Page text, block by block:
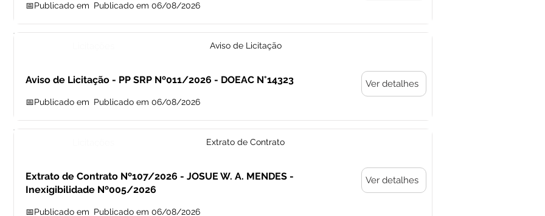
📅Publicado em Publicado em 06/08/2026
Aviso de Licitação
Aviso de Licitação - PP SRP Nº011/2026 - DOEAC N°14323
📅Publicado em Publicado em 06/08/2026
Ver detalhes
Extrato de Contrato
Extrato de Contrato Nº107/2026 - JOSUE W. A. MENDES -
Inexigibilidade Nº005/2026
📅Publicado em Publicado em 06/08/2026
Ver detalhes